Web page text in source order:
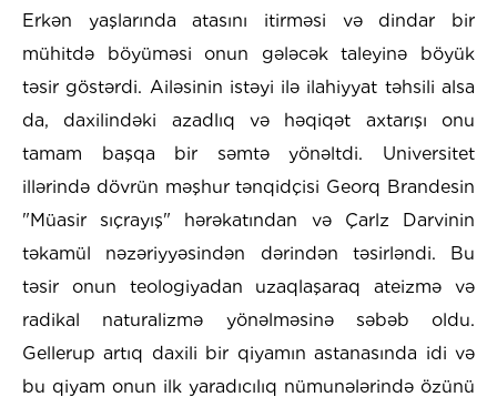
Erkən yaşlarında atasını itirməsi və dindar bir
mühitdə böyüməsi onun gələcək taleyinə böyük
təsir göstərdi. Ailəsinin istəyi ilə ilahiyyat təhsili alsa
da, daxilindəki azadlıq və həqiqət axtarışı onu
tamam başqa bir səmtə yönəltdi. Universitet
illərində dövrün məşhur tənqidçisi Georq Brandesin
"Müasir sıçrayış" hərəkatından və Çarlz Darvinin
təkamül nəzəriyyəsindən dərindən təsirləndi. Bu
təsir onun teologiyadan uzaqlaşaraq ateizmə və
radikal naturalizmə yönəlməsinə səbəb oldu.
Gellerup artıq daxili bir qiyamın astanasında idi və
bu qiyam onun ilk yaradıcılıq nümunələrində özünü